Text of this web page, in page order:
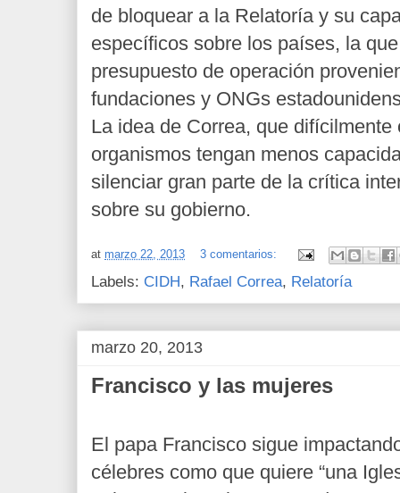
de bloquear a la Relatoría y su
específicos sobre los países, la
presupuesto de operación
fundaciones y ONGs
La idea de Correa, que
organismos tengan menos
silenciar gran parte de la crítica
sobre su gobierno.
at marzo 22, 2013 3 comentarios:
Labels: CIDH, Rafael Correa, Relatoría
marzo 20, 2013
Francisco y las mujeres
El papa Francisco sigue
célebres como que quiere “una